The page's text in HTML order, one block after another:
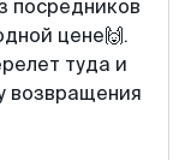
посредников
цене🙌.
туда и
возвращения